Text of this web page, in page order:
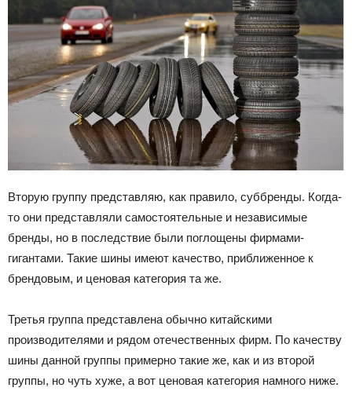
Вторую группу представляю, как правило, суббренды. Когда-
то они представляли самостоятельные и независимые
бренды, но в последствие были поглощены фирмами-
гигантами. Такие шины имеют качество, приближенное к
брендовым, и ценовая категория та же.
Третья группа представлена обычно китайскими
производителями и рядом отечественных фирм. По качеству
шины данной группы примерно такие же, как и из второй
группы, но чуть хуже, а вот ценовая категория намного ниже.